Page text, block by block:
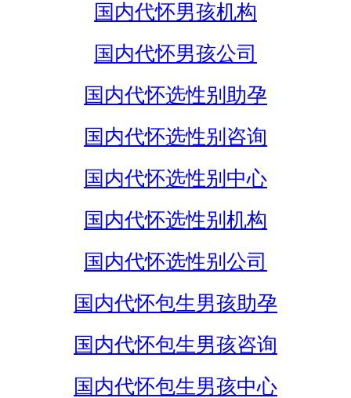
国内代怀男孩机构
国内代怀男孩公司
国内代怀选性别助孕
国内代怀选性别咨询
国内代怀选性别中心
国内代怀选性别机构
国内代怀选性别公司
国内代怀包生男孩助孕
国内代怀包生男孩咨询
国内代怀包生男孩中心